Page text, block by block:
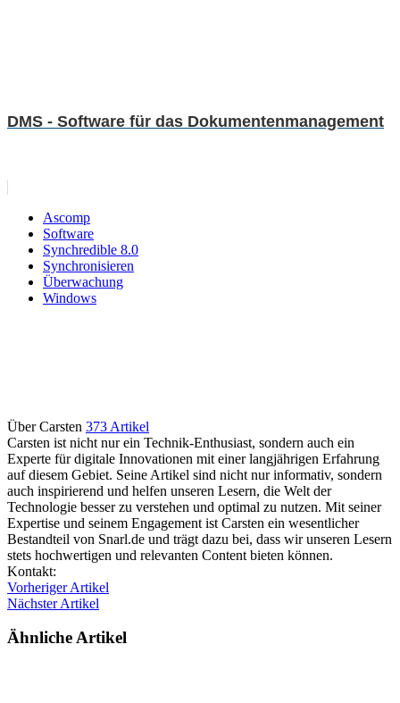
DMS - Software für das Dokumentenmanagement
Ascomp
Software
Synchredible 8.0
Synchronisieren
Überwachung
Windows
Über Carsten 373 Artikel
Carsten ist nicht nur ein Technik-Enthusiast, sondern auch ein
Experte für digitale Innovationen mit einer langjährigen Erfahrung
auf diesem Gebiet. Seine Artikel sind nicht nur informativ, sondern
auch inspirierend und helfen unseren Lesern, die Welt der
Technologie besser zu verstehen und optimal zu nutzen. Mit seiner
Expertise und seinem Engagement ist Carsten ein wesentlicher
Bestandteil von Snarl.de und trägt dazu bei, dass wir unseren Lesern
stets hochwertigen und relevanten Content bieten können.
Kontakt:
Vorheriger Artikel
Nächster Artikel
Ähnliche Artikel